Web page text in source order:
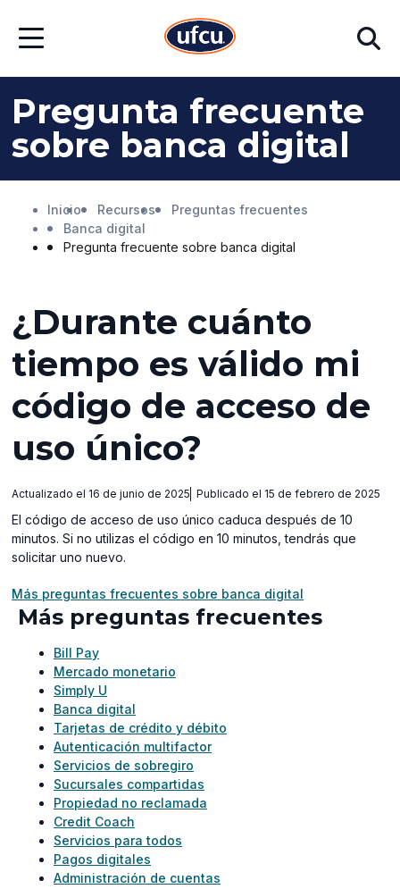
contenido
contenido
de
página
Abrir
Buscar
Pregunta frecuente
sobre banca digital
Inicio Recursos
Preguntas frecuentes
Banca digital
Pregunta frecuente sobre banca digital
¿Durante cuánto
tiempo es válido mi
código de acceso de
uso único?
Actualizado el 16 de junio de 2025 Publicado el 15 de febrero de 2025
El código de acceso de uso único caduca después de 10
minutos. Si no utilizas el código en 10 minutos, tendrás que
solicitar uno nuevo.
Más preguntas frecuentes sobre banca digital
Más preguntas frecuentes
Bill Pay
Mercado monetario
Simply U
Banca digital
Tarjetas de crédito y débito
Autenticación multifactor
Servicios de sobregiro
Sucursales compartidas
Propiedad no reclamada
Credit Coach
Servicios para todos
Pagos digitales
Administración de cuentas